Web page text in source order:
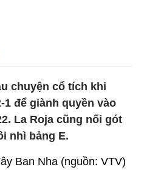
chuyện cổ tích khi
1 để giành quyền vào
La Roja cũng nối gót
nhì bảng E.
Ban Nha (nguồn: VTV)